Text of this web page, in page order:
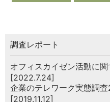
調査レポート
オフィスカイゼン活動に
[2022.7.24]
企業のテレワーク実態調
[2019.11.12]